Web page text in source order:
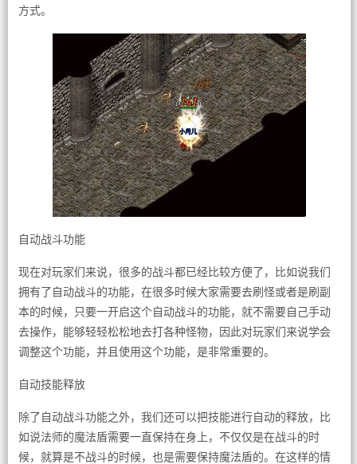
方式。
自动战斗功能
现在对玩家们来说，很多的战斗都已经比较方便了，比如说我们
拥有了自动战斗的功能，在很多时候大家需要去刷怪或者是刷副
本的时候，只要一开启这个自动战斗的功能，就不需要自己手动
去操作，能够轻轻松松地去打各种怪物，因此对玩家们来说学会
调整这个功能，并且使用这个功能，是非常重要的。
自动技能释放
除了自动战斗功能之外，我们还可以把技能进行自动的释放，比
如说法师的魔法盾需要一直保持在身上，不仅仅是在战斗的时
候，就算是不战斗的时候，也是需要保持魔法盾的。在这样的情